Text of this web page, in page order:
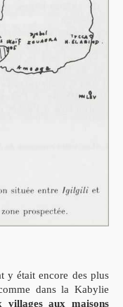
y était encore des plus
dans la Kabylie
villages aux maisons